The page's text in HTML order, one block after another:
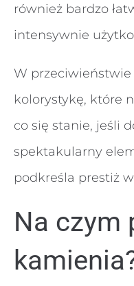
również bardzo
intensywnie
W
kolorystykę, które
co się stanie, jeśli
spektakularny
podkreśla prestiż
Na czym